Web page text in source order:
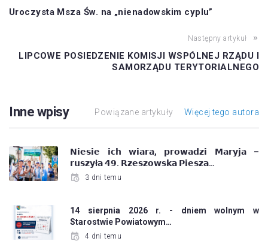
Uroczysta Msza Św. na „nienadowskim cyplu”
Następny artykuł
LIPCOWE POSIEDZENIE KOMISJI WSPÓLNEJ RZĄDU I
SAMORZĄDU TERYTORIALNEGO
Inne wpisy Powiązane artykuły Więcej tego autora
𝗡𝗶𝗲𝘀𝗶𝗲 𝗶𝗰𝗵 𝘄𝗶𝗮𝗿𝗮, 𝗽𝗿𝗼𝘄𝗮𝗱𝘇𝗶 𝗠𝗮𝗿𝘆𝗷𝗮 –
𝗿𝘂𝘀𝘇𝘆ł𝗮 𝟰𝟵. 𝗥𝘇𝗲𝘀𝘇𝗼𝘄𝘀𝗸𝗮 𝗣𝗶𝗲𝘀𝘇𝗮…
3 dni temu
14 sierpnia 2026 r. - dniem wolnym w
Starostwie Powiatowym…
4 dni temu